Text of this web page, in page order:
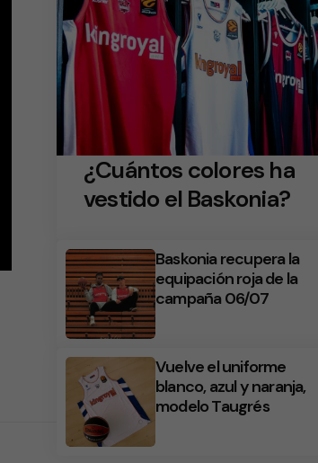
¿Cuántos colores ha
vestido el Baskonia?
Baskonia recupera la
equipación roja de la
campaña 06/07
Vuelve el uniforme
blanco, azul y naranja,
modelo Taugrés